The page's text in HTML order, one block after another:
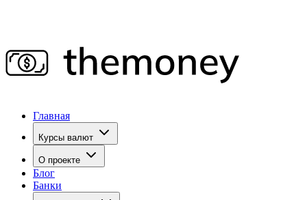
Главная
Курсы валют
О проекте
Блог
Банки